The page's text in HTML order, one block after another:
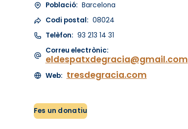
Població: Barcelona
Codi postal: 08024
Telèfon: 93 213 14 31
Correu electrònic:
eldespatxdegracia@gmail.com
Web: tresdegracia.com
Fes un donatiu